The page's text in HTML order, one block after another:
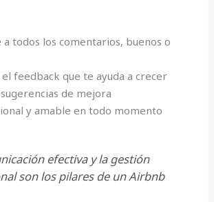
a todos los comentarios, buenos o
feedback que te ayuda a crecer
de mejora
y amable en todo momento
efectiva y la gestión
son los pilares de un Airbnb